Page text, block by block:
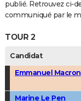
Se connecter
Collèges
Universités
Entreprises
Service militaire
Avis de recherche
AVIS DE DÉCÈS
FORUM
Bricolage
Culture
Television
Voyage
publié. Retrouvez ci-
communiqué par le
TOUR 2
Candidat
Emmanuel Macron
Marine Le Pen